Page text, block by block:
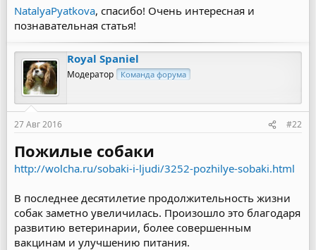
NatalyaPyatkova, спасибо! Очень интересная и
познавательная статья!
Royal Spaniel
Модератор Команда форума
27 Авг 2016 #22
Пожилые собаки
http://wolcha.ru/sobaki-i-ljudi/3252-pozhilye-sobaki.html
В последнее десятилетие продолжительность жизни
собак заметно увеличилась. Произошло это благодаря
развитию ветеринарии, более совершенным
вакцинам и улучшению питания.